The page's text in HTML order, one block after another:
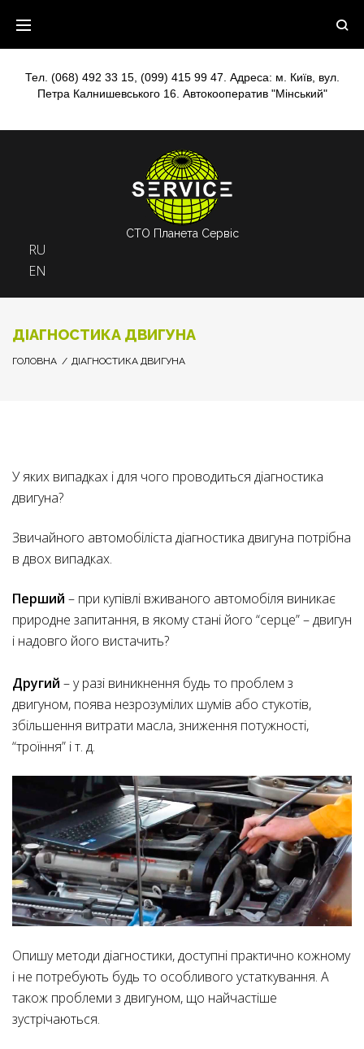
content
Тел. (068) 492 33 15, (099) 415 99 47 . Адреса: м. Київ, вул.
Петра Калнишевського 16. Автокооператив "Мінський"
СТО Планета Сервіс
RU
EN
ДІАГНОСТИКА ДВИГУНА
ГОЛОВНА / ДІАГНОСТИКА ДВИГУНА
ДІАГНОСТИКА
ДВИГУНА
У яких випадках і для чого проводиться діагностика
двигуна?
Звичайного автомобіліста діагностика двигуна потрібна
в двох випадках.
Перший – при купівлі вживаного автомобіля виникає
природне запитання, в якому стані його “серце” – двигун
і надовго його вистачить?
Другий – у разі виникнення будь то проблем з
двигуном, поява незрозумілих шумів або стукотів,
збільшення витрати масла, зниження потужності,
“троїння” і т. д.
Опишу методи діагностики, доступні практично кожному
і не потребують будь то особливого устаткування. А
також проблеми з двигуном, що найчастіше
зустрічаються.